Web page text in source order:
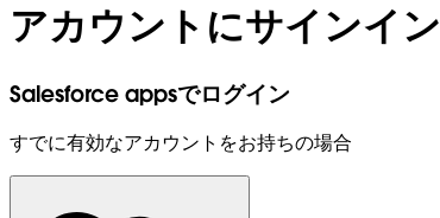
アカウントにサインイン
Salesforce appsでログイン
すでに有効なアカウントをお持ちの場合